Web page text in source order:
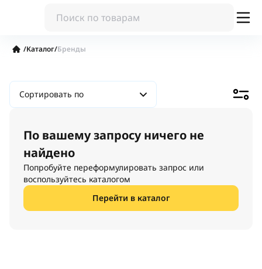
/Каталог/Бренды
Сортировать по
По вашему запросу ничего не
найдено
Попробуйте переформулировать запрос или
воспользуйтесь каталогом
Перейти в каталог